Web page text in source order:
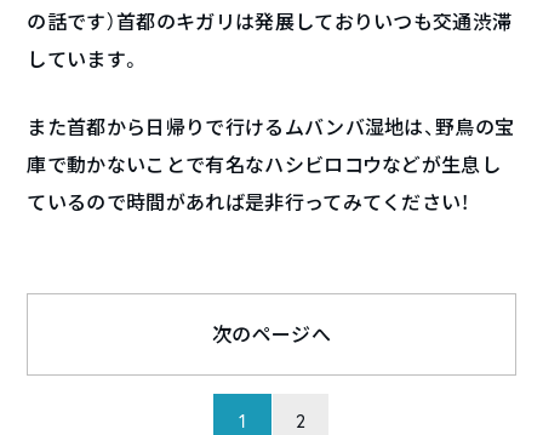
の話です）首都のキガリは発展しておりいつも交通渋滞
しています。
また首都から日帰りで行けるムバンバ湿地は、野鳥の宝
庫で動かないことで有名なハシビロコウなどが生息し
ているので時間があれば是非行ってみてください！
1 2
次のページへ